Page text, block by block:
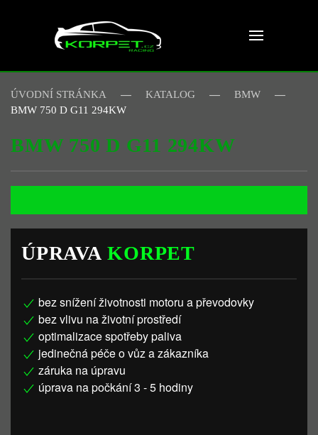
Skip to main content
ÚVODNÍ STRÁNKA KATALOG
BMW
BMW 750 D G11 294KW
BMW 750 D G11 294KW
ÚPRAVAKORPET
bez snížení životnosti motoru a převodovky
bez vlivu na životní prostředí
optimalizace spotřeby paliva
jedinečná péče o vůz a zákazníka
záruka na úpravu
úprava na počkání 3 - 5 hodiny